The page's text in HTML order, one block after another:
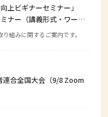
上ビギナーセミナー」
ナー（講義形式・ワーク
組みに関するご案内です。
連合全国大会（9/8 Zoom